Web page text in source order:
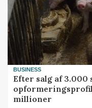
BUSINESS
Efter salg af 3.000
millioner